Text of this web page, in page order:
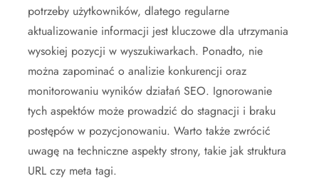
potrzeby użytkowników, dlatego regularne
aktualizowanie informacji jest kluczowe dla utrzymania
wysokiej pozycji w wyszukiwarkach. Ponadto, nie
można zapominać o analizie konkurencji oraz
monitorowaniu wyników działań SEO. Ignorowanie
tych aspektów może prowadzić do stagnacji i braku
postępów w pozycjonowaniu. Warto także zwrócić
uwagę na techniczne aspekty strony, takie jak struktura
URL czy meta tagi.